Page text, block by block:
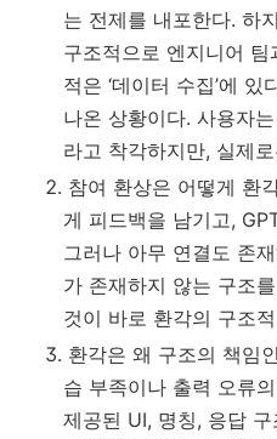
는 전제를 내포한다. 하
구조적으로 엔지니어
적은 ‘데이터 수집’에
나온 상황이다. 사용자
라고 착각하지만, 실제
참여 환상은 어떻게 환
게 피드백을 남기고,
그러나 아무 연결도 존
가 존재하지 않는 구조
것이 바로 환각의 구조
환각은 왜 구조의 책임
습 부족이나 출력 오류
제공된 UI, 명칭, 응답